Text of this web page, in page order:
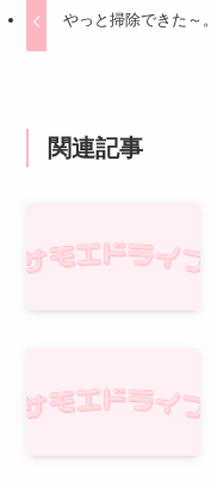
やっと掃除できた～。
関連記事